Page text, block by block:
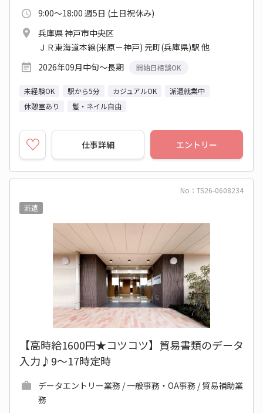
9:00～18:00 週5日 (土日祝休み)
兵庫県 神戸市中央区
ＪＲ東海道本線(米原－神戸) 元町(兵庫県)駅 他
2026年09月中旬～長期
開始日相談OK
未経験OK 駅から5分 カジュアルOK
派遣就業中
休憩室あり
髪・ネイル自由
仕事詳細 エントリー
No：TS26-0608234
派遣
【高時給1600円★コツコツ】貿易書類のデータ
入力♪9～17時定時
データエントリー業務 / 一般事務・OA事務 / 貿易補助業
務